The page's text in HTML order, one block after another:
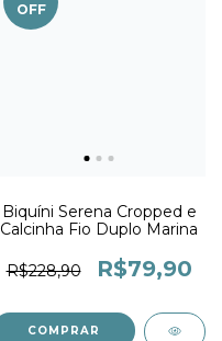
OFF
Biquíni Serena Cropped e
Calcinha Fio Duplo Marina
R$228,90 R$79,90
COMPRAR